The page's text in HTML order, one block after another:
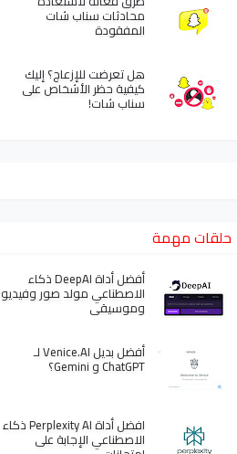
محادثات سناب شات
المفقودة
هل تعرضت للإزعاج؟ إليك
كيفية حظر الأشخاص على
سناب شات!
حلقات مهمة
أفضل أداة DeepAI ذكاء
الاصطناعي مولد صور وفيديو
وموسيقى
أفضل بديل Venice.AI لـ
ChatGPT و Gemini؟
افضل أداة Perplexity AI ذكاء
الاصطناعي الإجابة على